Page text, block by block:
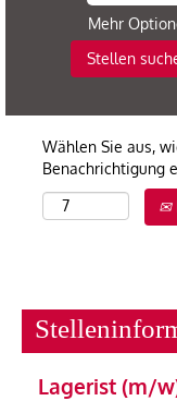
Mehr
Wählen Sie aus,
Benachrichtigung
Lagerist (m/